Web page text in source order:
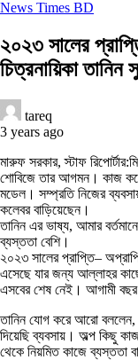
News Times BD
২০২৩ সালের
চিত্রনায়িকা তানিন
tareq
3 years ago
মারুফ সরকার, স্টাফ
শোবিজে তার আগমন। কাজ
মডেল। সম্প্রতি নিজের
কলেবর বাড়িয়েছেন।
তানিন এর ভাষ্য, আমার
ব্যস্ততা বেশি।
২০২৩ সালের প্রাপ্তি–
এসেছে যার জন্য আল্লাহর
এসবের শেষ নেই। আগামী
তানিন যোগ করে আরো
দিয়েছি ব্যবসায়। অল্প কিছু
থেকে নিয়মিত কাজে ব্যস্ততা